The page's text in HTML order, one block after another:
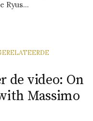
Ryus...
de video: On
Massimo